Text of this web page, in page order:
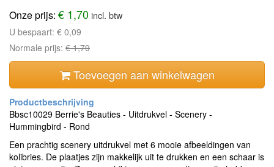
Onze prijs: € 1,70incl. btw
U bespaart: € 0,09
Normale prijs: € 1,79
Toevoegen aan winkelwagen
Bbsc10029 Berrie's Beauties - Uitdrukvel - Scenery -
Hummingbird - Rond
Een prachtig scenery uitdrukvel met 6 mooie afbeeldingen van
kolibries. De plaatjes zijn makkelijk uit te drukken en een schaar is